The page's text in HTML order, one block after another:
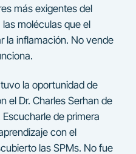
más exigentes del
moléculas que el
la inflamación. No vende
la oportunidad de
el Dr. Charles Serhan de
de primera
con el
las SPMs. No fue